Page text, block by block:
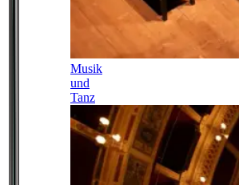
Musik
und
Tanz